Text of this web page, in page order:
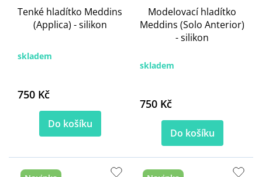
Tenké hladítko Meddins
(Applica) - silikon
skladem
750 Kč
Do košíku
Modelovací hladítko
Meddins (Solo Anterior)
- silikon
skladem
750 Kč
Do košíku